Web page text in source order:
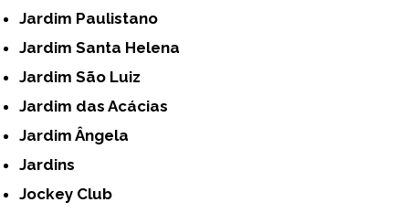
Jardim Paulistano
Jardim Santa Helena
Jardim São Luiz
Jardim das Acácias
Jardim Ângela
Jardins
Jockey Club